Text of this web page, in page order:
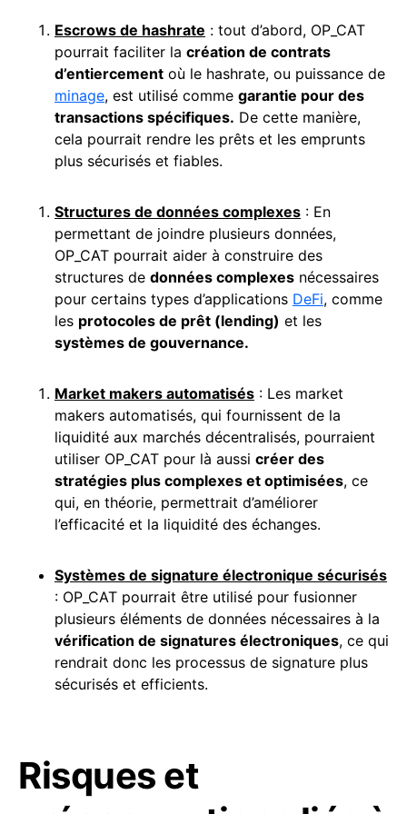
Escrows de hashrate : tout d’abord, OP_CAT
pourrait faciliter la création de contrats
d’entiercement où le hashrate, ou puissance de
minage, est utilisé comme garantie pour des
transactions spécifiques. De cette manière,
cela pourrait rendre les prêts et les emprunts
plus sécurisés et fiables.
Structures de données complexes : En
permettant de joindre plusieurs données,
OP_CAT pourrait aider à construire des
structures de données complexes nécessaires
pour certains types d’applications DeFi, comme
les protocoles de prêt (lending) et les
systèmes de gouvernance.
Market makers automatisés : Les market
makers automatisés, qui fournissent de la
liquidité aux marchés décentralisés, pourraient
utiliser OP_CAT pour là aussi créer des
stratégies plus complexes et optimisées, ce
qui, en théorie, permettrait d’améliorer
l’efficacité et la liquidité des échanges.
Systèmes de signature électronique sécurisés
: OP_CAT pourrait être utilisé pour fusionner
plusieurs éléments de données nécessaires à la
vérification de signatures électroniques, ce qui
rendrait donc les processus de signature plus
sécurisés et efficients.
Risques et